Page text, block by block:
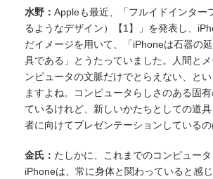
水野： Appleも最近、「フルイドインター
るようなデザイン）【1】」を発表し、
だイメージを用いて、「iPhoneは石器の
具である」とうたっていました。人間と
ンピュータの文脈だけでとらえない、と
ますよね。コンピュータらしさのある固
ているけれど、新しいかたちとしての道
者に向けてプレゼンテーションしているの
金氏： たしかに、これまでのコンピュータ
iPhoneは、常に身体と関わっていると感